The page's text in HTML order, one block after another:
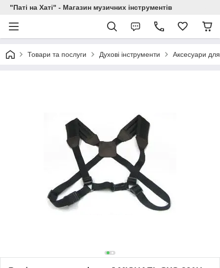
"Паті на Хаті" - Магазин музичних інструментів
Товари та послуги Духові інструменти Аксесуари для